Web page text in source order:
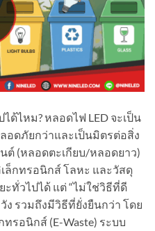
ด้ไหม? หลอดไฟ LED จะเป็น
อดภัยกว่าและเป็นมิตรต่อสิ่ง
ต์ (หลอดตะเกียบ/หลอดยาว)
ล็กทรอนิกส์ โลหะ และวัสดุ
ทั่วไปได้ แต่ “ไม่ใช่วิธีที่ดี
ง รวมถึงมีวิธีที่ยั่งยืนกว่า โดย
ทรอนิกส์ (E-Waste) ระบบ